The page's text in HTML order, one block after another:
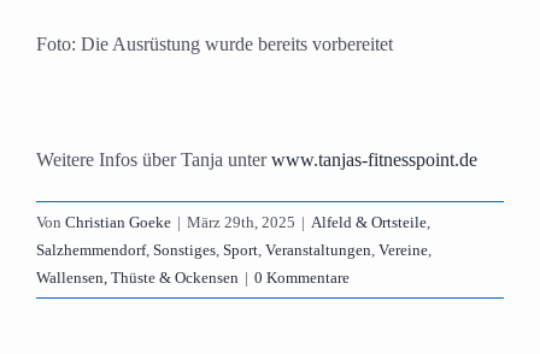
Foto: Die Ausrüstung wurde bereits vorbereitet
Weitere Infos über Tanja unterwww.tanjas-fitnesspoint.de
Von Christian Goeke | März 29th, 2025 | Alfeld & Ortsteile,
Salzhemmendorf, Sonstiges, Sport, Veranstaltungen, Vereine,
Wallensen, Thüste & Ockensen | 0 Kommentare